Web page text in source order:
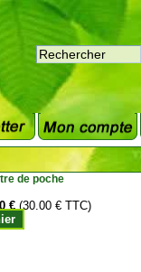
de poche
€ (30.00 € TTC)